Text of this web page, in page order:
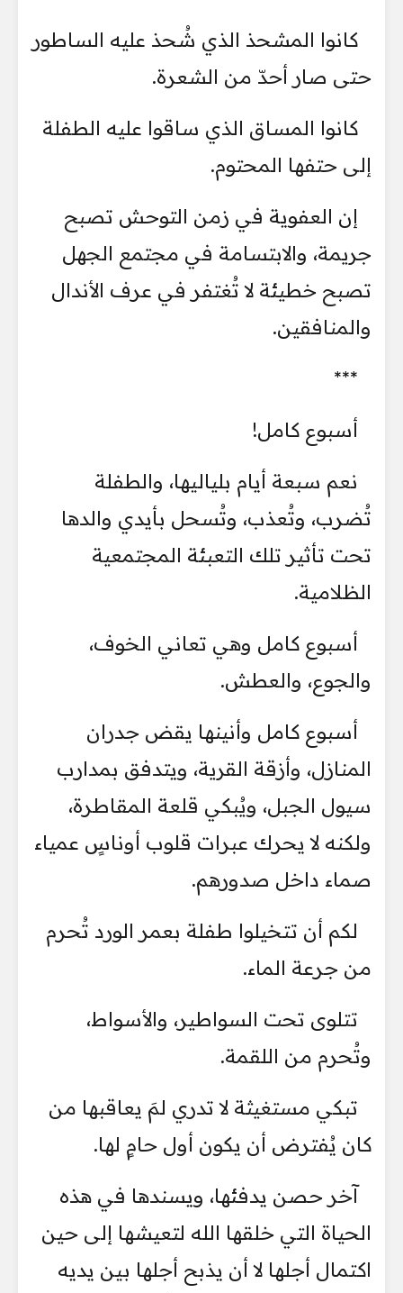
كانوا المشحذ الذي شُحذ عليه الساطور
حتى صار أحدّ من الشعرة.
كانوا المساق الذي ساقوا عليه الطفلة
إلى حتفها المحتوم.
إن العفوية في زمن التوحش تصبح
جريمة، والابتسامة في مجتمع الجهل
تصبح خطيئة لا تُغتفر في عرف الأندال
والمنافقين.
***
أسبوع كامل!
نعم سبعة أيام بلياليها، والطفلة
تُضرب، وتُعذب، وتُسحل بأيدي والدها
تحت تأثير تلك التعبئة المجتمعية
الظلامية.
أسبوع كامل وهي تعاني الخوف،
والجوع، والعطش.
أسبوع كامل وأنينها يقض جدران
المنازل، وأزقة القرية، ويتدفق بمدارب
سيول الجبل، ويُبكي قلعة المقاطرة،
ولكنه لا يحرك عبرات قلوب أوناسٍ عمياء
صماء داخل صدورهم.
لكم أن تتخيلوا طفلة بعمر الورد تُحرم
من جرعة الماء.
تتلوى تحت السواطير، والأسواط،
وتُحرم من اللقمة.
تبكي مستغيثة لا تدري لمَ يعاقبها من
كان يُفترض أن يكون أول حامٍ لها.
آخر حصن يدفئها، ويسندها في هذه
الحياة التي خلقها الله لتعيشها إلى حين
اكتمال أجلها لا أن يذبح أجلها بين يديه